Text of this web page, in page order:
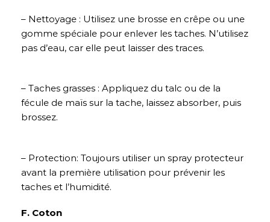
– Nettoyage : Utilisez une brosse en crêpe ou une
gomme spéciale pour enlever les taches. N’utilisez
pas d’eau, car elle peut laisser des traces.
– Taches grasses : Appliquez du talc ou de la
fécule de maïs sur la tache, laissez absorber, puis
brossez.
– Protection: Toujours utiliser un spray protecteur
avant la première utilisation pour prévenir les
taches et l’humidité.
F. Coton